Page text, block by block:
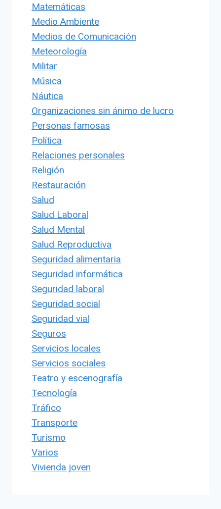
Matemáticas
Medio Ambiente
Medios de Comunicación
Meteorología
Militar
Música
Náutica
Organizaciones sin ánimo de lucro
Personas famosas
Política
Relaciones personales
Religión
Restauración
Salud
Salud Laboral
Salud Mental
Salud Reproductiva
Seguridad alimentaria
Seguridad informática
Seguridad laboral
Seguridad social
Seguridad vial
Seguros
Servicios locales
Servicios sociales
Teatro y escenografía
Tecnología
Tráfico
Transporte
Turismo
Varios
Vivienda joven